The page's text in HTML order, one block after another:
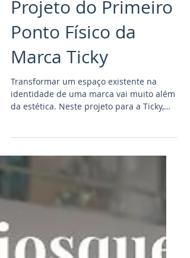
Projeto do Primeiro
Ponto Físico da
identidade de uma marca vai muito além
sem alterar sua configuração original,
criando um ambiente que traduz a
branding e proporciona uma experiência
de compra envolvente. Cada elemento foi